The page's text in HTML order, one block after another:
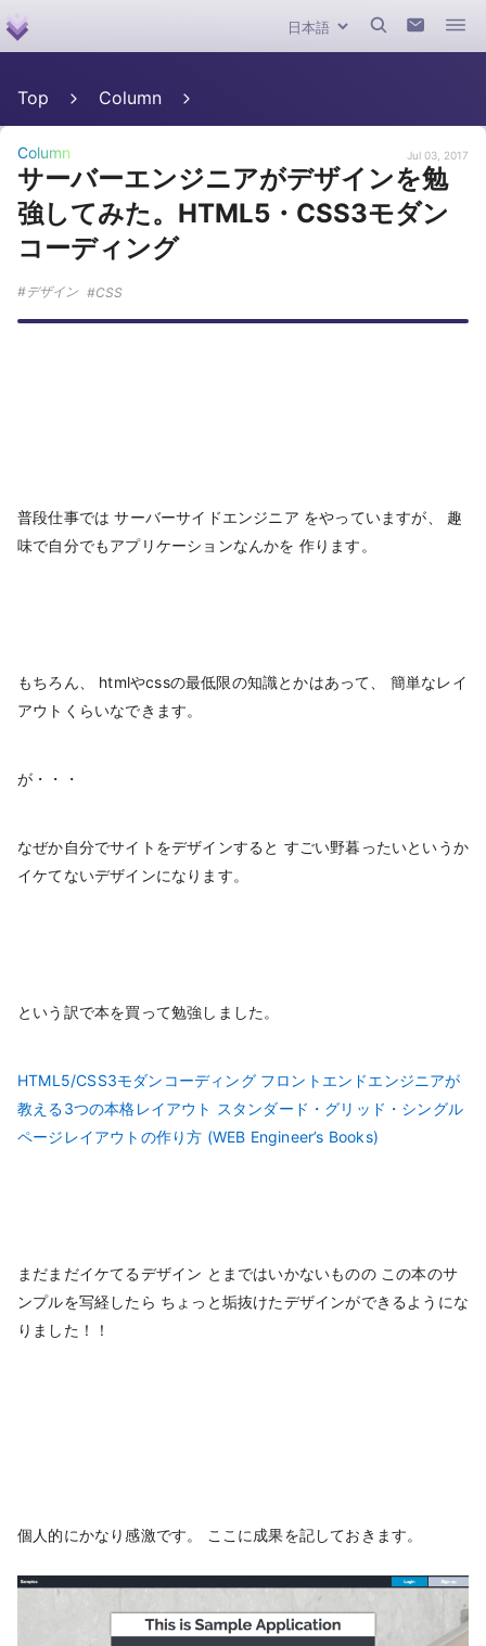
Top Column
Column Jul 03, 2017
サーバーエンジニアがデザインを勉
強してみた。HTML5・CSS3モダン
コーディング
デザイン CSS
普段仕事では サーバーサイドエンジニア をやっていますが、 趣
味で自分でもアプリケーションなんかを 作ります。
もちろん、 htmlやcssの最低限の知識とかはあって、 簡単なレイ
アウトくらいなできます。
が・・・
なぜか自分でサイトをデザインすると すごい野暮ったいというか
イケてないデザインになります。
という訳で本を買って勉強しました。
HTML5/CSS3モダンコーディング フロントエンドエンジニアが
教える3つの本格レイアウト スタンダード・グリッド・シングル
ページレイアウトの作り方 (WEB Engineer’s Books)
まだまだイケてるデザイン とまではいかないものの この本のサ
ンプルを写経したら ちょっと垢抜けたデザインができるようにな
りました！！
個人的にかなり感激です。 ここに成果を記しておきます。